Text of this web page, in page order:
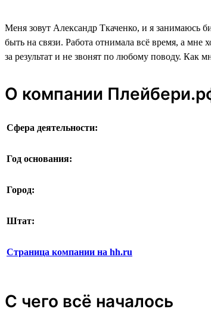
Меня зовут Александр Ткаченко, и я занимаюсь
быть на связи. Работа отнимала всё время, а мне
за результат и не звонят по любому поводу. Как
О компании
Сфера деятельности:
Год основания:
Город:
Штат:
Страница компании на hh.ru
С чего всё началось